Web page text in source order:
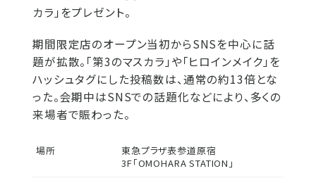
カラ」をプレゼント。
期間限定店のオープン当初からSNSを中心に話
題が拡散。「第3のマスカラ」や「ヒロインメイク」を
ハッシュタグにした投稿数は、通常の約13倍とな
った。会期中はSNSでの話題化などにより、多くの
来場者で賑わった。
場所
東急プラザ表参道原宿
3F「OMOHARA STATION」